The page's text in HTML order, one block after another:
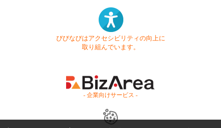
びびなびはアクセシビリティの向上に
取り組んでいます。
- 企業向けサービス -